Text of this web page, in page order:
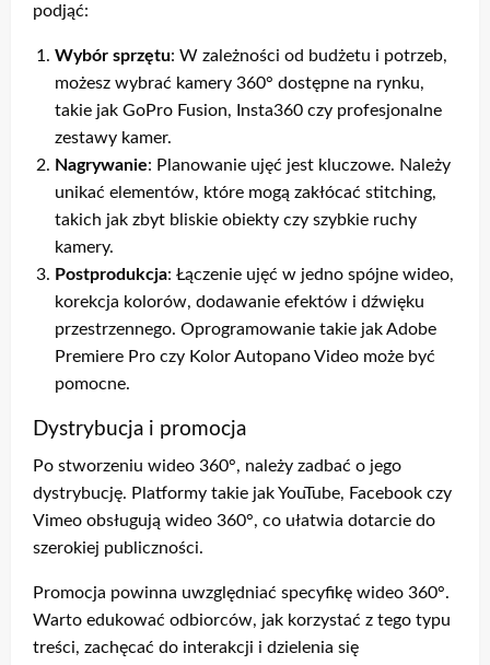
podjąć:
Wybór sprzętu: W zależności od budżetu i potrzeb,
możesz wybrać kamery 360° dostępne na rynku,
takie jak GoPro Fusion, Insta360 czy profesjonalne
zestawy kamer.
Nagrywanie: Planowanie ujęć jest kluczowe. Należy
unikać elementów, które mogą zakłócać stitching,
takich jak zbyt bliskie obiekty czy szybkie ruchy
kamery.
Postprodukcja: Łączenie ujęć w jedno spójne wideo,
korekcja kolorów, dodawanie efektów i dźwięku
przestrzennego. Oprogramowanie takie jak Adobe
Premiere Pro czy Kolor Autopano Video może być
pomocne.
Dystrybucja i promocja
Po stworzeniu wideo 360°, należy zadbać o jego
dystrybucję. Platformy takie jak YouTube, Facebook czy
Vimeo obsługują wideo 360°, co ułatwia dotarcie do
szerokiej publiczności.
Promocja powinna uwzględniać specyfikę wideo 360°.
Warto edukować odbiorców, jak korzystać z tego typu
treści, zachęcać do interakcji i dzielenia się